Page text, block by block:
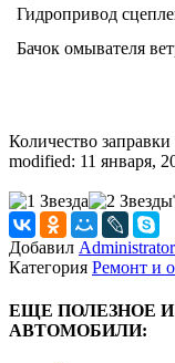
Гидропривод
Бачок омывателя
Количество
modified: 11 января,
Добавил Administrator
Категория Ремонт и
ЕЩЕ ПОЛЕЗНОЕ
АВТОМОБИЛИ: